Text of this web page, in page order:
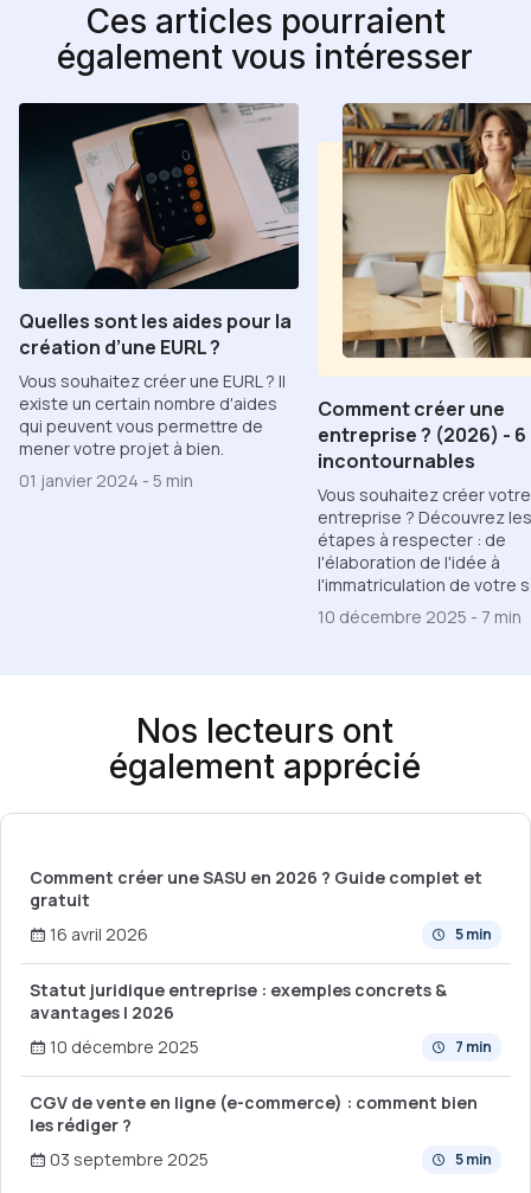
Ces articles pourraient
également vous intéresser
Quelles sont les aides pour la
création d’une EURL ?
Vous souhaitez créer une EURL ? Il
existe un certain nombre d'aides
qui peuvent vous permettre de
mener votre projet à bien.
01 janvier 2024 - 5 min
Comment créer une
entreprise ? (2026) -
incontournables
Vous souhaitez créer votre
entreprise ? Découvrez
étapes à respecter : de
l'élaboration de l'idée à
l'immatriculation de votre
10 décembre 2025 - 7 min
Nos lecteurs ont
également apprécié
Comment créer une SASU en 2026 ? Guide complet et
gratuit
5 min
16 avril 2026
Statut juridique entreprise : exemples concrets &
avantages | 2026
7 min
10 décembre 2025
CGV de vente en ligne (e-commerce) : comment bien
les rédiger ?
5 min
03 septembre 2025